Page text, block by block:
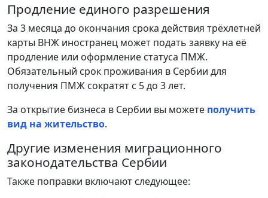
Продление единого разрешения
За 3 месяца до окончания срока действия трёхлетней
карты ВНЖ иностранец может подать заявку на её
продление или оформление статуса ПМЖ.
Обязательный срок проживания в Сербии для
получения ПМЖ сократят с 5 до 3 лет.
За открытие бизнеса в Сербии вы можете получить
вид на жительство.
Другие изменения миграционного
законодательства Сербии
Также поправки включают следующее: